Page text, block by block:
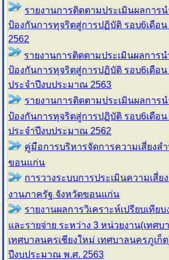
รายงานการติดตามประเมินผลการ
ป้องกันการทุจริตสู่การปฏิบัติ รอบ6เดือ
2562
รายงานการติดตามประเมินผลการ
ป้องกันการทุจริตสู่การปฏิบัติ รอบ6เดือน
ประจำปีงบประมาณ 2563
รายงานการติดตามประเมินผลการ
ป้องกันการทุจริตสู่การปฏิบัติ รอบ6เดือน
ประจำปีงบประมาณ 2562
คู่มือการบริหารจัดการความเสี่ยงส
ขอนแก่น
การวางระบบการประเมินความเสี่
งานภาครัฐ จังหวัดขอนแก่น
รายงานผลการวิเคราะห์เปรียบเทีย
และรายจ่าย ระหว่าง 3 หน่วยงาน(เทศ
เทศบาลนครเชียงใหม่ เทศบาลนครภูเก็
ปีงบประมาณ พ.ศ. 2563